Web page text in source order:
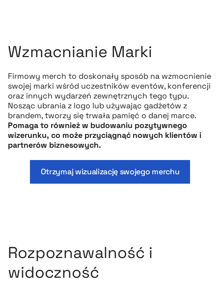
Wzmacnianie Marki
Firmowy merch to doskonały sposób na wzmocnienie
swojej marki wśród uczestników eventów, konferencji
oraz innych wydarzeń zewnętrznych tego typu.
Nosząc ubrania z logo lub używając gadżetów z
brandem, tworzy się trwała pamięć o danej marce.
Pomaga to również w budowaniu pozytywnego
wizerunku, co może przyciągnąć nowych klientów i
partnerów biznesowych.
Otrzymaj wizualizację swojego merchu
Rozpoznawalność i
widoczność